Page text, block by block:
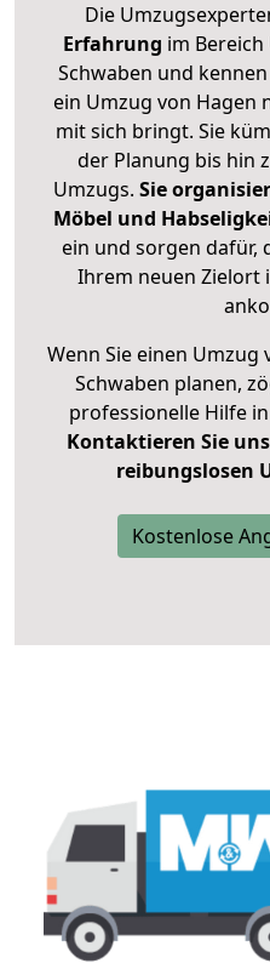
Die
Erfahrung im
Schwaben und
ein Umzug von Hagen
mit sich bringt. Sie
der Planung bis hin
Umzugs. Sie
Möbel und
ein und sorgen dafür,
Ihrem neuen Zielort
Wenn Sie einen
Schwaben planen,
professionelle Hilfe
Kontaktieren Sie
reibungslosen
Kostenlose